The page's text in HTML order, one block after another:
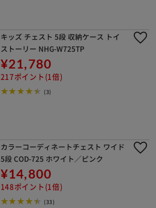
キッズ チェスト 5段 収納ケース トイ
ストーリー NHG-W725TP
¥21,780
217ポイント(1倍)
(3)
カラーコーディネートチェスト ワイド
5段 COD-725 ホワイト／ピンク
¥14,800
148ポイント(1倍)
(33)